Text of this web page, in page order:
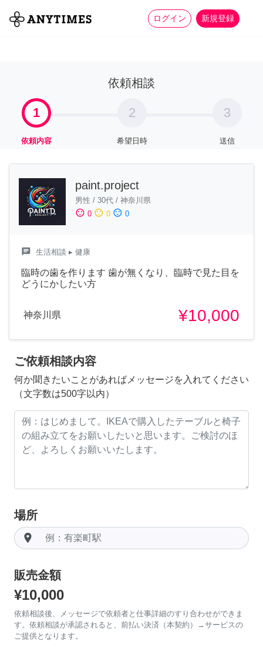
ログイン 新規登録
全て 家事 more_horiz
依頼相談
1
依頼内容
2
希望日時
3
送信
paint.project
男性 / 30代 / 神奈川県
sentiment_satisfied 0 sentiment_neutral 0 sentiment_dissatisfied 0
chat 生活相談 ▸ 健康
臨時の歯を作ります 歯が無くなり、臨時で見た目を
どうにかしたい方
神奈川県 ¥10,000
ご依頼相談内容
何か聞きたいことがあればメッセージを入れてください
（文字数は500字以内）
場所
room
販売金額
¥10,000
依頼相談後、メッセージで依頼者と仕事詳細のすり合わせができま
す。依頼相談が承認されると、前払い決済（本契約）→サービスの
ご提供となります。